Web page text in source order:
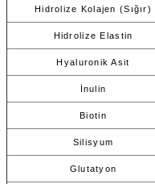
Hidrolize Kolajen (Sığır)
Hidrolize Elastin
Hyaluronik Asit
İnulin
Biotin
Silisyum
Glutatyon